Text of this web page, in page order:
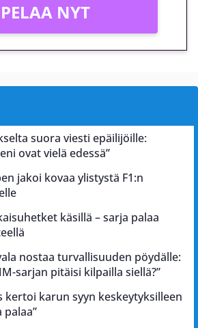
PELAA NYT
suora viesti epäilijöille:
ovat vielä edessä”
jakoi kovaa ylistystä F1:n
käsillä – sarja palaa
nostaa turvallisuuden pöydälle:
sarjan pitäisi kilpailla siellä?”
kertoi karun syyn keskeytyksilleen
palaa”